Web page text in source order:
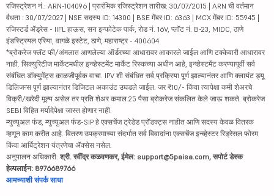
रजिस्ट्रेशन नं.: ARN-104096 | प्रारंभिक रजिस्ट्रेशन तारीख: 30/07/2015 | ARN ची वर्तमान
वैधता : 30/07/2027 | NSE सदस्य ID: 14300 | BSE मेंबर ID: 6363 | MCX मेंबर ID: 55945 |
रजिस्टर्ड ॲड्रेस - IIFL हाऊस, सन इन्फोटेक पार्क, रोड नं. 16V, प्लॉट नं. B-23, MIDC, ठाणे
इंडस्ट्रियल एरिया, वागळे इस्टेट, ठाणे, महाराष्ट्र - 400604
*ब्रोकरेज फ्लॅट फी/अंमलात आणलेल्या ऑर्डरच्या आधारावर आकारले जाईल आणि टक्केवारी आधारावर
नाही. सिक्युरिटीज मार्केटमधील इन्व्हेस्टमेंट मार्केट रिस्कच्या अधीन आहे, इन्व्हेस्टमेंट करण्यापूर्वी सर्व
संबंधित डॉक्युमेंट्स काळजीपूर्वक वाचा. IPV शी संबंधित सर्व प्रक्रिया पूर्ण झाल्यानंतर आणि क्लायंट ड्यू
डिलिजन्स पूर्ण झाल्यानंतर डिजिटल अकाउंट उघडले जाईल. जर ₹10/- किंवा त्यापेक्षा कमी शेअरचे
विक्री/खरेदी मूल्य असेल तर प्रति शेअर कमाल 25 पैसा ब्रोकरेज संकलित केले जाऊ शकते. ब्रोकरेज
SEBI विहित मर्यादेपेक्षा जास्त होणार नाही.
म्युच्युअल फंड, म्युच्युअल फंड-SIP हे एक्सचेंज ट्रेडेड प्रॉडक्ट्स नाहीत आणि सदस्य केवळ वितरक
म्हणून काम करीत आहे. वितरण उपक्रमाच्या संदर्भात सर्व विवादांना एक्सचेंज इन्व्हेस्टर रिड्रेसल फोरम
किंवा आर्बिट्रेशन यंत्रणेचा ॲक्सेस नसेल.
अनुपालन अधिकारी: श्री. रवींद्र कळवणकर, ईमेल: support@5paisa.com, सपोर्ट डेस्क
हेल्पलाईन: 8976689766
आमच्याशी संपर्क साधा